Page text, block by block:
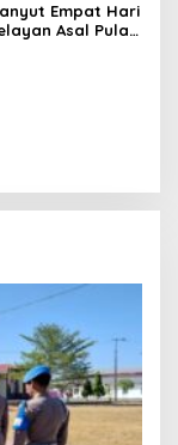
Empat Hari
Asal Pulau